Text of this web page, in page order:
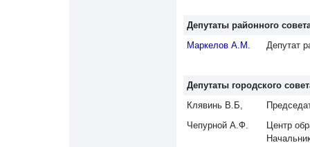
Депутаты районного
Маркелов А.М.
Депутат
Депутаты городского
Клявинь В.Б,
Чепурной А.Ф.
Центр